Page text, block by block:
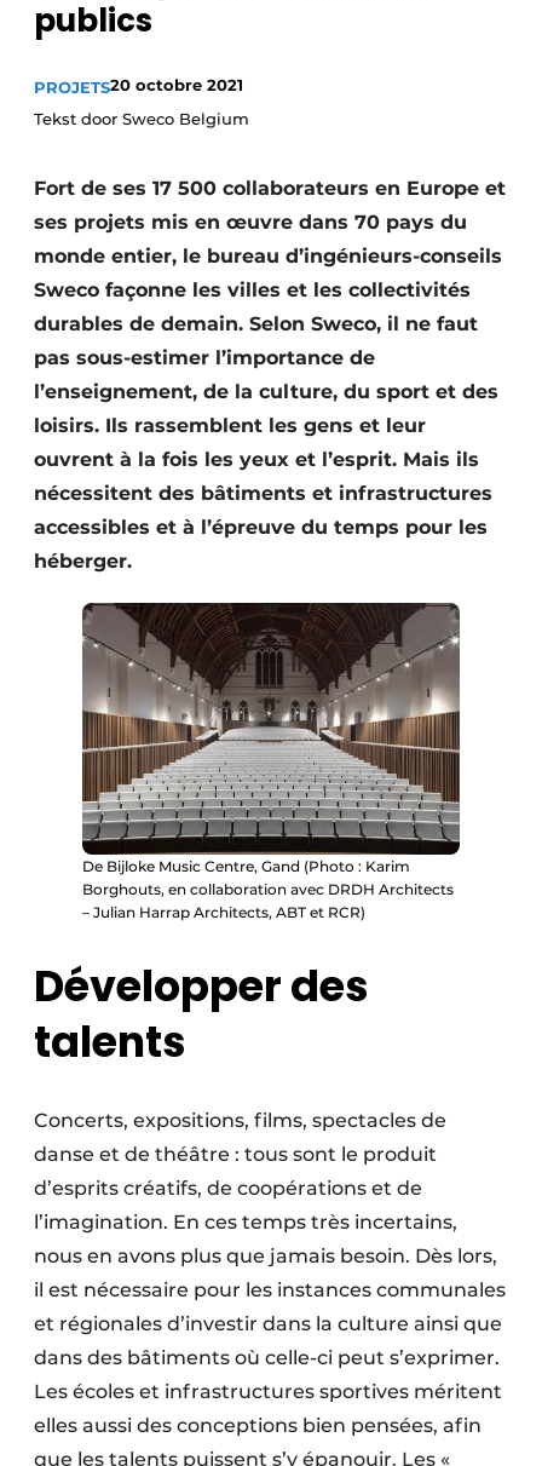
Termes et conditions
Construction bois
Contrôle d’accès
Éclairage
Fondations
Façades
Géotextiles
Protection solaire
Rénovation
Sécurité incendie
Software
Techniques ferroviaires
Travaux ferroviaires
publics
PROJETS20 octobre 2021
Tekst door Sweco Belgium
Fort de ses 17 500 collaborateurs en Europe et
ses projets mis en œuvre dans 70 pays du
monde entier, le bureau d’ingénieurs-conseils
Sweco façonne les villes et les collectivités
durables de demain. Selon Sweco, il ne faut
pas sous-estimer l’importance de
l’enseignement, de la culture, du sport et des
loisirs. Ils rassemblent les gens et leur
ouvrent à la fois les yeux et l’esprit. Mais ils
nécessitent des bâtiments et infrastructures
accessibles et à l’épreuve du temps pour les
héberger.
De Bijloke Music Centre, Gand (Photo : Karim
Borghouts, en collaboration avec DRDH Architects
– Julian Harrap Architects, ABT et RCR)
Développer des
talents
Concerts, expositions, films, spectacles de
danse et de théâtre : tous sont le produit
d’esprits créatifs, de coopérations et de
l’imagination. En ces temps très incertains,
nous en avons plus que jamais besoin. Dès lors,
il est nécessaire pour les instances communales
et régionales d’investir dans la culture ainsi que
dans des bâtiments où celle-ci peut s’exprimer.
Les écoles et infrastructures sportives méritent
elles aussi des conceptions bien pensées, afin
que les talents puissent s’y épanouir. Les «